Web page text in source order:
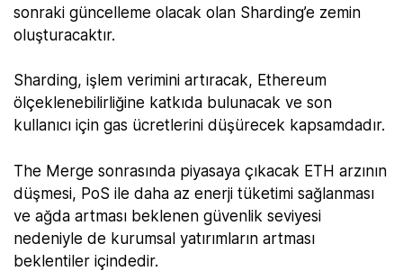
sonraki güncelleme olacak olan Sharding’e zemin
oluşturacaktır.
Sharding, işlem verimini artıracak, Ethereum
ölçeklenebilirliğine katkıda bulunacak ve son
kullanıcı için gas ücretlerini düşürecek kapsamdadır.
The Merge sonrasında piyasaya çıkacak ETH arzının
düşmesi, PoS ile daha az enerji tüketimi sağlanması
ve ağda artması beklenen güvenlik seviyesi
nedeniyle de kurumsal yatırımların artması
beklentiler içindedir.